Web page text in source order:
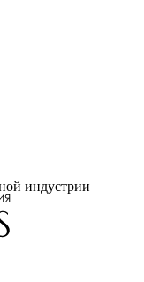
индустрии